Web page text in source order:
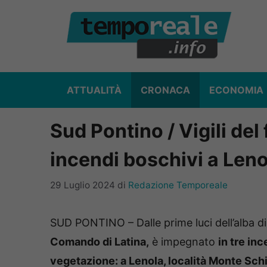
ATTUALITÀ CRONACA ECONOMIA
Sud Pontino / Vigili
incendi boschivi a
29 Luglio 2024 di Redazione Temporeale
SUD PONTINO – Dalle prime luci dell’alba
Comando di Latina, è impegnato in tre
vegetazione: a Lenola, località Monte